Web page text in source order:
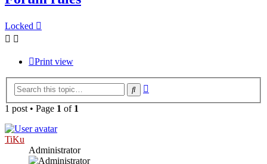
Locked
Print view
Search
1 post • Page 1 of 1
TiKu
Administrator